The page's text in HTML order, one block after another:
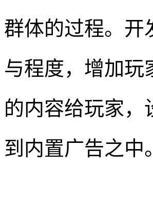
群体的过程。开
与程度，增加玩
的内容给玩家，
到内置广告之中。